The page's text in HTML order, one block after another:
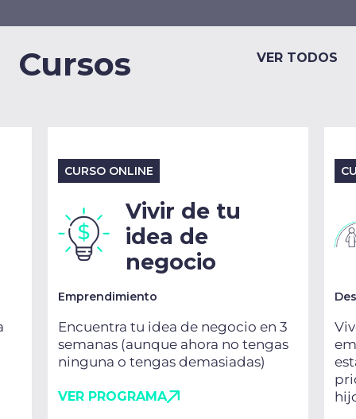
Cursos VER TODOS
CURSO ONLINE
Vivir de tu
idea de
negocio
Emprendimiento
Encuentra tu idea de negocio en 3
semanas (aunque ahora no tengas
ninguna o tengas demasiadas)
VER PROGRAMA